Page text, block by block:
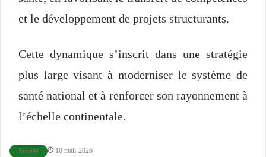
et le développement de projets structurants.
Cette dynamique s’inscrit dans une stratégie
plus large visant à moderniser le système de
santé national et à renforcer son rayonnement à
l’échelle continentale.
Société 10 mai، 2026